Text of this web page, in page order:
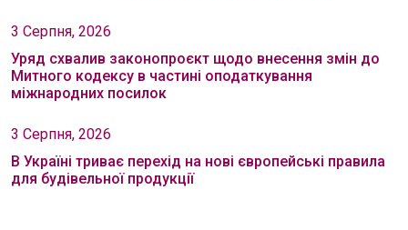
3 Серпня, 2026
Уряд схвалив законопроєкт щодо внесення змін до
Митного кодексу в частині оподаткування
міжнародних посилок
3 Серпня, 2026
В Україні триває перехід на нові європейські правила
для будівельної продукції